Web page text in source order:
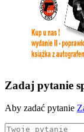
Zadaj pytanie
Aby zadać pytanie